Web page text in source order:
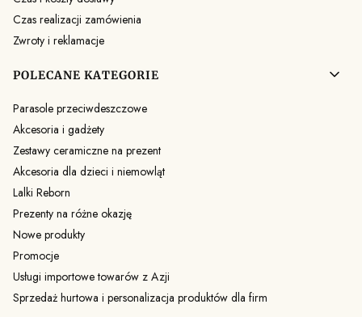
Czas realizacji zamówienia
Zwroty i reklamacje
POLECANE KATEGORIE
Parasole przeciwdeszczowe
Akcesoria i gadżety
Zestawy ceramiczne na prezent
Akcesoria dla dzieci i niemowląt
Lalki Reborn
Prezenty na różne okazję
Nowe produkty
Promocje
Usługi importowe towarów z Azji
Sprzedaż hurtowa i personalizacja produktów dla firm